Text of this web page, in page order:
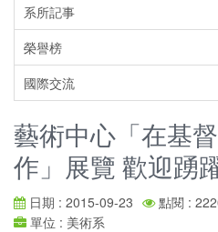
系所記事
榮譽榜
國際交流
藝術中心「在基
作」展覽 歡迎踴
日期 : 2015-09-23 點閱 :
單位 : 美術系